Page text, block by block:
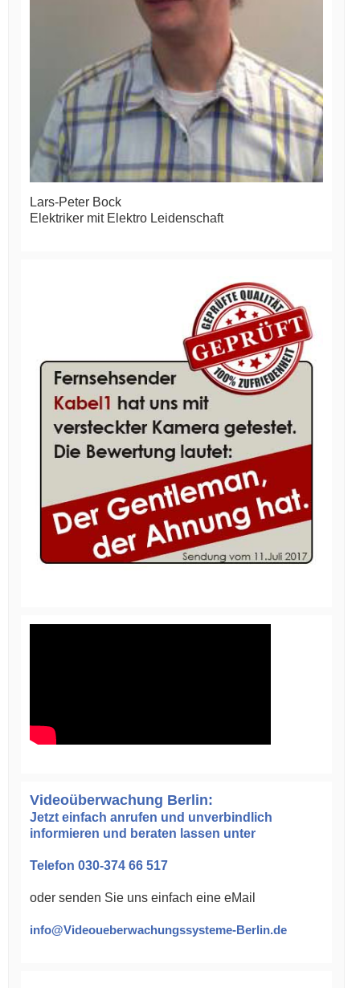
Lars-Peter Bock
Elektriker mit Elektro Leidenschaft
Videoüberwachung Berlin:
Jetzt einfach anrufen und unverbindlich
informieren und beraten lassen unter
Telefon 030-374 66 517
oder senden Sie uns einfach eine eMail
info@Videoueberwachungssysteme-Berlin.de